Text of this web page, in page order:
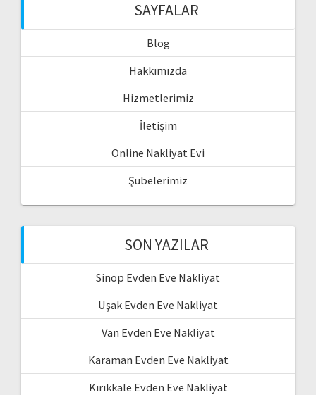
SAYFALAR
Blog
Hakkımızda
Hizmetlerimiz
İletişim
Online Nakliyat Evi
Şubelerimiz
SON YAZILAR
Sinop Evden Eve Nakliyat
Uşak Evden Eve Nakliyat
Van Evden Eve Nakliyat
Karaman Evden Eve Nakliyat
Kırıkkale Evden Eve Nakliyat